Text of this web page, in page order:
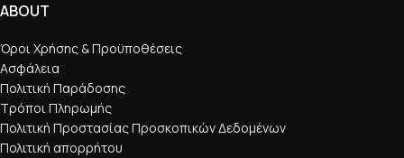
ABOUT
Όροι Χρήσης & Προϋποθέσεις
Ασφάλεια
Πολιτική Παράδοσης
Τρόποι Πληρωμής
Πολιτική Προστασίας Προσκοπικών Δεδομένων
Πολιτική απορρήτου